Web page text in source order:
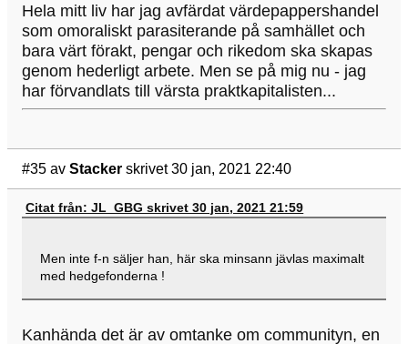
Hela mitt liv har jag avfärdat värdepappershandel
som omoraliskt parasiterande på samhället och
bara värt förakt, pengar och rikedom ska skapas
genom hederligt arbete. Men se på mig nu - jag
har förvandlats till värsta praktkapitalisten...
#35 av Stacker skrivet 30 jan, 2021 22:40
Citat från: JL_GBG skrivet 30 jan, 2021 21:59
Men inte f-n säljer han, här ska minsann jävlas maximalt
med hedgefonderna !
Kanhända det är av omtanke om communityn, en